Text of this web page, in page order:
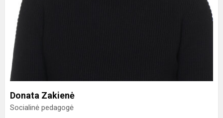
Donata Zakienė
Socialinė pedagogė